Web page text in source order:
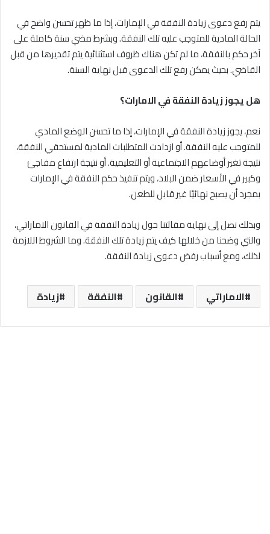
يتم رفع دعوى زيادة النفقة في الإمارات، إذا ما ظهر تحسن واضح في
الحالة المادية للمتوجب عليه تلك النفقة. وبشرط مضي سنة كاملة على
آخر حكم بالنفقة، ما لم تكن هناك ظروف استثنائية يتم تقديرها من قبل
القاضي. بحيث يمكن رفع تلك الدعوى قبل نهاية السنة.
هل يجوز زيادة النفقة في الامارات؟
نعم، يجوز زيادة النفقة في الإمارات، إذا ما تحسن الوضع المادي
للمتوجب عليه النفقة. أو ازدادت المتطلبات المادية لمستحقي النفقة،
نتيجة تغير أوضاعهم الاجتماعية أو التعليمية. أو نتيجة ارتفاع مفاجئ
وكبير في الأسعار ضمن البلاد، ويتم تنفيذ حكم النفقة في الإمارات
بمجرد أن يصبح نهائيًا غير قابل للطعن.
وبذلك نصل إلى نهاية مقالتنا حول زيادة النفقة في القانون الاماراتي،
والتي وضحنا من خلالها كيف يتم زيادة تلك النفقة. وما الشروط اللازمة
لذلك، ومع أسباب رفض دعوى زيادة النفقة.
الاماراتي القانون النفقة زيادة